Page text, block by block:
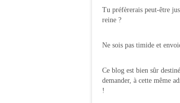
Tu préfèrerais peut-être
reine ?
Ne sois pas timide et
Ce blog est bien sûr
demander, à cette même
!